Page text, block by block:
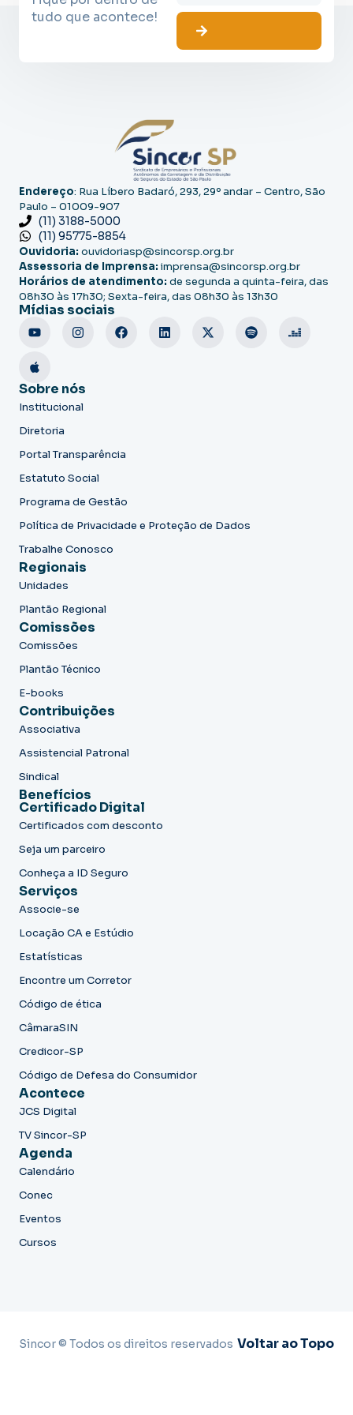
tudo que acontece!
Endereço: Rua Líbero Badaró, 293, 29º andar – Centro, São
Paulo – 01009-907
(11) 3188-5000
(11) 95775-8854
Ouvidoria: ouvidoriasp@sincorsp.org.br
Assessoria de Imprensa: imprensa@sincorsp.org.br
Horários de atendimento: de segunda a quinta-feira, das
08h30 às 17h30; Sexta-feira, das 08h30 às 13h30
Mídias sociais
Sobre nós
Institucional
Diretoria
Portal Transparência
Estatuto Social
Programa de Gestão
Política de Privacidade e Proteção de Dados
Trabalhe Conosco
Regionais
Unidades
Plantão Regional
Comissões
Comissões
Plantão Técnico
E-books
Contribuições
Associativa
Assistencial Patronal
Sindical
Benefícios
Certificado Digital
Certificados com desconto
Seja um parceiro
Conheça a ID Seguro
Serviços
Associe-se
Locação CA e Estúdio
Estatísticas
Encontre um Corretor
Código de ética
CâmaraSIN
Credicor-SP
Código de Defesa do Consumidor
Acontece
JCS Digital
TV Sincor-SP
Agenda
Calendário
Conec
Eventos
Cursos
Sincor © Todos os direitos reservados Voltar ao Topo